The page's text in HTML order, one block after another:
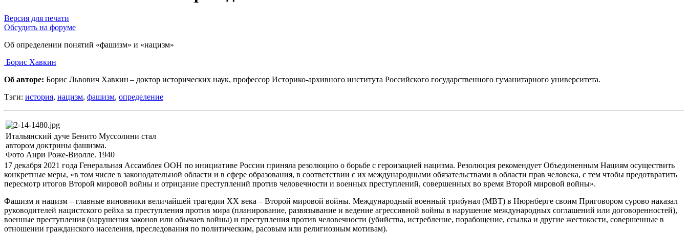
Версия для печати
Обсудить на форуме
Об определении понятий «фашизм» и «нацизм»
Борис Хавкин
Об авторе: Борис Львович Хавкин – доктор исторических наук, профессор Историко-архивного института Российского государственного гуманитарного университета.
Тэги: история, нацизм, фашизм, определение
Итальянский дуче Бенито Муссолини стал
автором доктрины фашизма.
Фото Анри Роже-Виолле. 1940
17 декабря 2021 года Генеральная Ассамблея ООН по инициативе России приняла резолюцию о борьбе с героизацией нацизма. Резолюция рекомендует Объединенным Нациям осуществить
конкретные меры, «в том числе в законодательной области и в сфере образования, в соответствии с их международными обязательствами в области прав человека, с тем чтобы предотвратить
пересмотр итогов Второй мировой войны и отрицание преступлений против человечности и военных преступлений, совершенных во время Второй мировой войны».
Фашизм и нацизм – главные виновники величайшей трагедии ХХ века – Второй мировой войны. Международный военный трибунал (МВТ) в Нюрнберге своим Приговором сурово наказал
руководителей нацистского рейха за преступления против мира (планирование, развязывание и ведение агрессивной войны в нарушение международных соглашений или договоренностей),
военные преступления (нарушения законов или обычаев войны) и преступления против человечности (убийства, истребление, порабощение, ссылка и другие жестокости, совершенные в
отношении гражданского населения, преследования по политическим, расовым или религиозным мотивам).